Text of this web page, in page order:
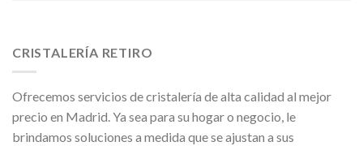
CRISTALERÍA RETIRO
Ofrecemos servicios de cristalería de alta calidad al mejor
precio en Madrid. Ya sea para su hogar o negocio, le
brindamos soluciones a medida que se ajustan a sus